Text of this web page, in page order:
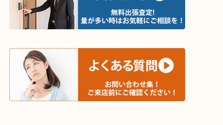
木津川市・精華町・京田辺市・学研都市
西大寺・生駒市・加茂町・城山台・州見台
上記に記載がないエリアでもご相談ください！！